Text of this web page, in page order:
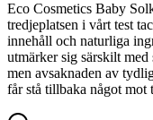
Eco Cosmetics Baby
tredjeplatsen i vårt test
innehåll och naturliga
utmärker sig särskilt
men avsaknaden av
får stå tillbaka något mot